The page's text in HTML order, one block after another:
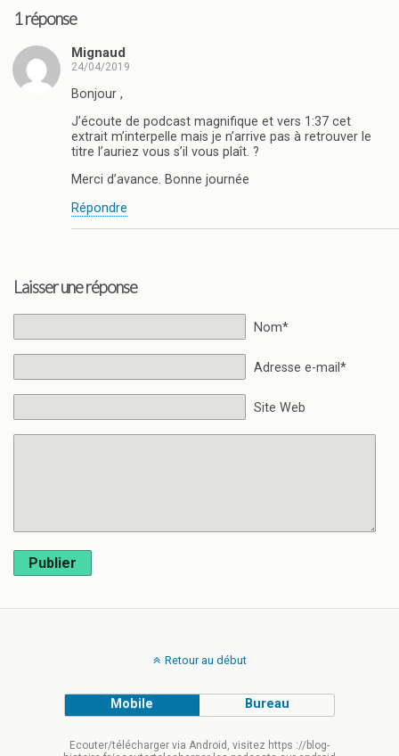
1 réponse
Mignaud
24/04/2019
Bonjour ,
J’écoute de podcast magnifique et vers 1:37 cet
extrait m’interpelle mais je n’arrive pas à retrouver le
titre l’auriez vous s’il vous plaît. ?
Merci d’avance. Bonne journée
Répondre
Laisser une réponse
Nom*
Adresse e-mail*
Site Web
Publier
Retour au début
Mobile Bureau
Ecouter/télécharger via Android, visitez https ://blog-